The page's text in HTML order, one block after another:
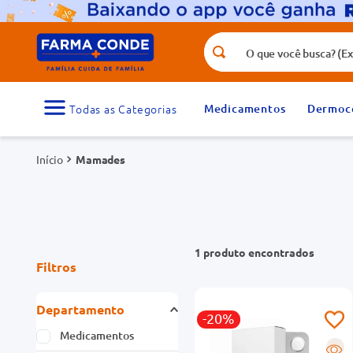
O que você busca? (Ex.: vitamina,
Medicamentos
Mamades
Filtros
Departamento
Medicamentos
1 produto
-20%
R
Termos mais buscados
1
medicamento